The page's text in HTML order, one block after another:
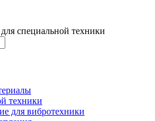
специальной техники
техники
для вибротехники